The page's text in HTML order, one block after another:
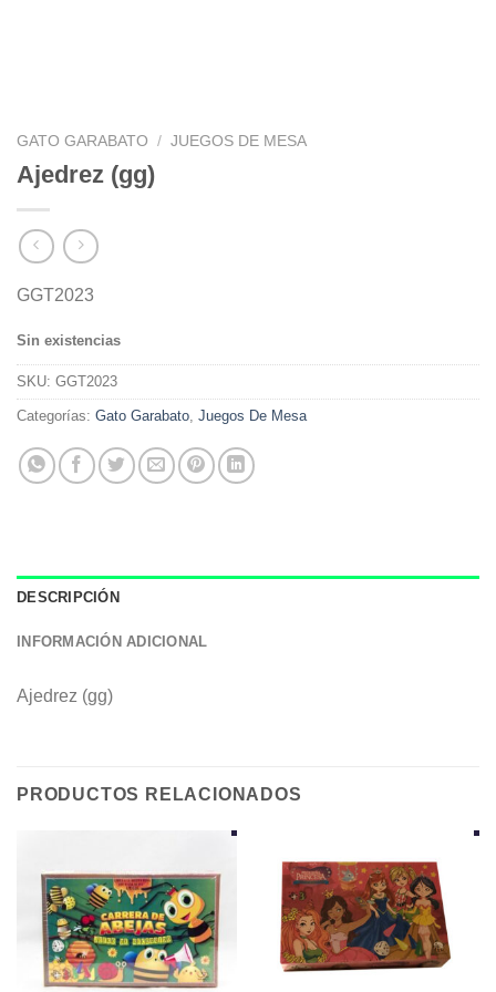
GATO GARABATO / JUEGOS DE MESA
Ajedrez (gg)
GGT2023
Sin existencias
SKU: GGT2023
Categorías: Gato Garabato, Juegos De Mesa
DESCRIPCIÓN
INFORMACIÓN ADICIONAL
Ajedrez (gg)
PRODUCTOS RELACIONADOS